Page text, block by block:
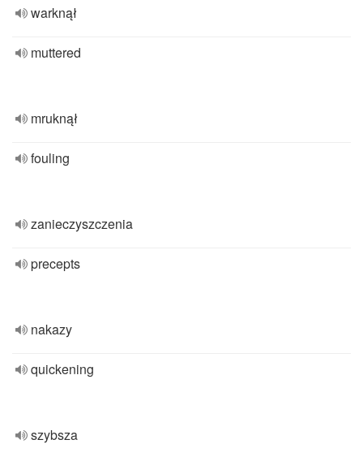
warknął
muttered
mruknął
fouling
zanieczyszczenia
precepts
nakazy
quickening
szybsza